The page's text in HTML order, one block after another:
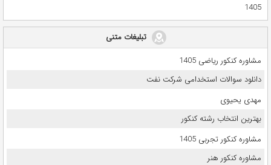
1405
تبلیغات متنی
مشاوره کنکور ریاضی 1405
دانلود سوالات استخدامی شرکت نفت
مهدی یحیوی
بهترین انتخاب رشته کنکور
مشاوره کنکور تجربی 1405
مشاوره کنکور هنر